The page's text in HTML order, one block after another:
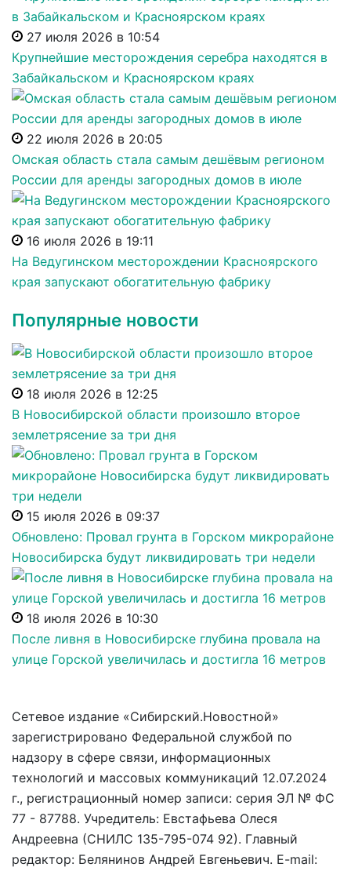
27 июля 2026 в 10:54
Крупнейшие месторождения серебра находятся в
Забайкальском и Красноярском краях
22 июля 2026 в 20:05
Омская область стала самым дешёвым регионом
России для аренды загородных домов в июле
16 июля 2026 в 19:11
На Ведугинском месторождении Красноярского
края запускают обогатительную фабрику
Популярные новости
18 июля 2026 в 12:25
В Новосибирской области произошло второе
землетрясение за три дня
15 июля 2026 в 09:37
Обновлено: Провал грунта в Горском микрорайоне
Новосибирска будут ликвидировать три недели
18 июля 2026 в 10:30
После ливня в Новосибирске глубина провала на
улице Горской увеличилась и достигла 16 метров
Сетевое издание «Сибирский.Новостной»
зарегистрировано Федеральной службой по
надзору в сфере связи, информационных
технологий и массовых коммуникаций 12.07.2024
г., регистрационный номер записи: серия ЭЛ № ФС
77 - 87788. Учредитель: Евстафьева Олеся
Андреевна (СНИЛС 135-795-074 92). Главный
редактор: Белянинов Андрей Евгеньевич. E-mail: